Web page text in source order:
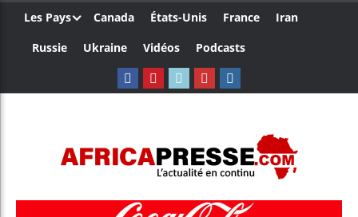
Les Pays Canada États-Unis France
Iran
Russie
Ukraine Vidéos Podcasts